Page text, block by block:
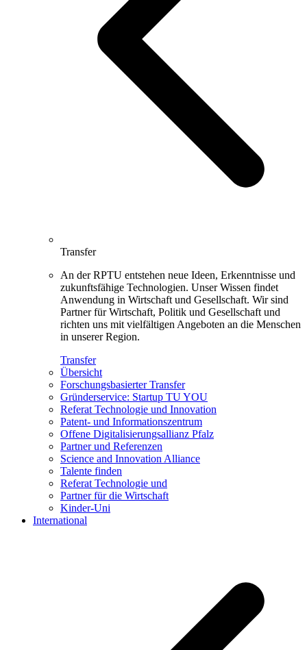
Transfer
An der RPTU entstehen neue Ideen, Erkenntnisse und
zukunftsfähige Technologien. Unser Wissen findet
Anwendung in Wirtschaft und Gesellschaft. Wir sind
Partner für Wirtschaft, Politik und Gesellschaft und
richten uns mit vielfältigen Angeboten an die Menschen
in unserer Region.
Transfer
Übersicht
Forschungsbasierter Transfer
Gründerservice: Startup TU YOU
Referat Technologie und Innovation
Patent- und Informationszentrum
Offene Digitalisierungsallianz Pfalz
Partner und Referenzen
Science and Innovation Alliance
Talente finden
Referat Technologie und
Partner für die Wirtschaft
Kinder-Uni
International